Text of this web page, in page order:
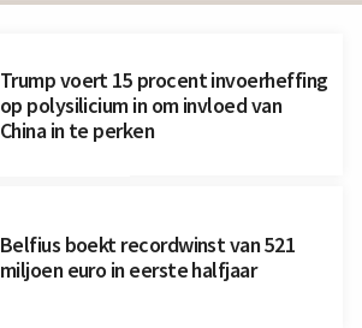
Trump voert 15 procent invoerheffing
op polysilicium in om invloed van
China in te perken
Belfius boekt recordwinst van 521
miljoen euro in eerste halfjaar